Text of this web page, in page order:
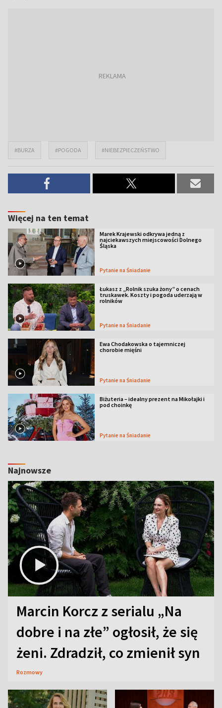
#BURZA #POGODA #NIEBEZPIECZEŃSTWO
Więcej na ten temat
Marek Krajewski odkrywa jedną z
najciekawszych miejscowości Dolnego
Śląska
Pytanie na Śniadanie
Łukasz z „Rolnik szuka żony” o cenach
truskawek. Koszty i pogoda uderzają w
rolników
Pytanie na Śniadanie
Ewa Chodakowska o tajemniczej
chorobie mięśni
Pytanie na Śniadanie
Biżuteria – idealny prezent na Mikołajki i
pod choinkę
Pytanie na Śniadanie
Najnowsze
Marcin Korcz z serialu „Na
dobre i na złe” ogłosił, że się
żeni. Zdradził, co zmienił syn
Rozmowy